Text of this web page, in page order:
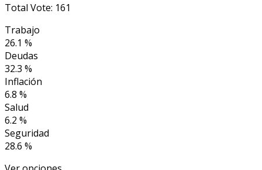
Total Vote: 161
Trabajo
26.1 %
Deudas
32.3 %
Inflación
6.8 %
Salud
6.2 %
Seguridad
28.6 %